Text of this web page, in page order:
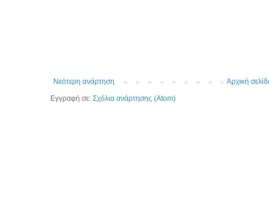
Νεότερη ανάρτηση
Αρχική
Εγγραφή σε: Σχόλια ανάρτησης (Atom)